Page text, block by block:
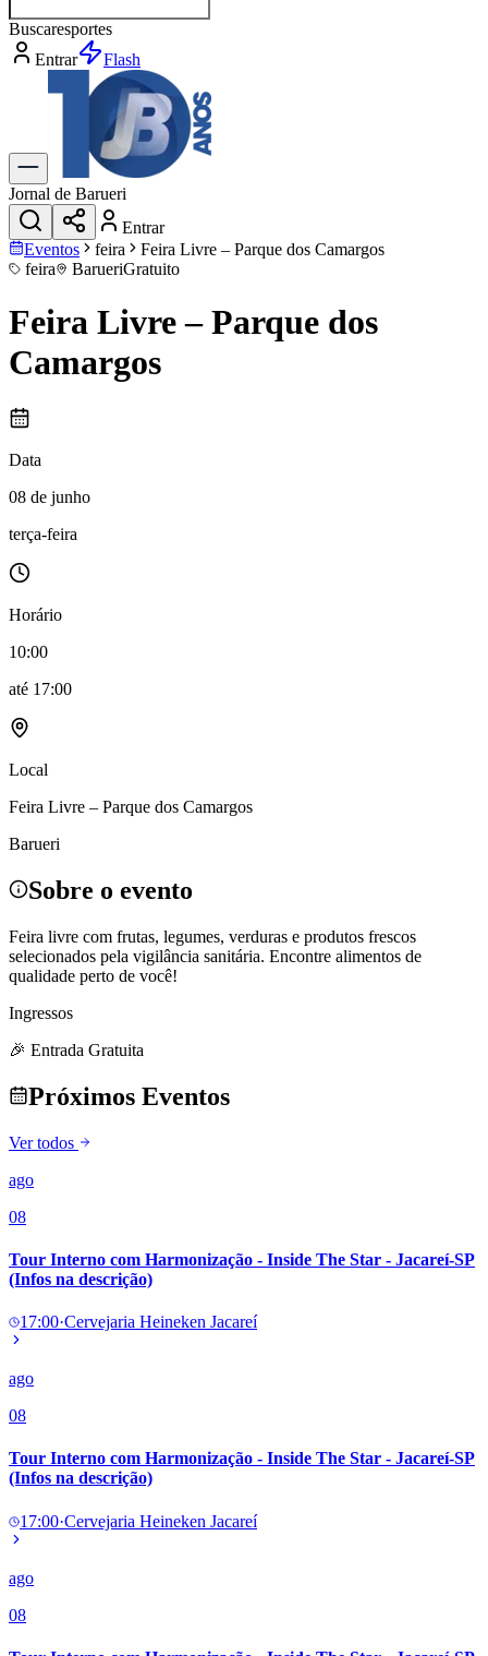
Buscarespo
Entrar
Flash
Jornal de Barueri
Entrar
Eventos
feira
Feira Livre – Parque dos Camargos
feira
BarueriGratuito
Feira Livre – Parque dos
Camargos
Data
08 de junho
terça-feira
Horário
10:00
até 17:00
Local
Feira Livre – Parque dos Camargos
Barueri
Sobre o evento
Feira livre com frutas, legumes, verduras e produtos frescos
selecionados pela vigilância sanitária. Encontre alimentos de
qualidade perto de você!
Ingressos
🎉 Entrada Gratuita
Próximos Eventos
Ver todos
ago
08
Tour Interno com Harmonização - Inside The Star - Jacareí-SP
(Infos na descrição)
17:00·Cervejaria Heineken Jacareí
ago
08
Tour Interno com Harmonização - Inside The Star - Jacareí-SP
(Infos na descrição)
17:00·Cervejaria Heineken Jacareí
ago
08